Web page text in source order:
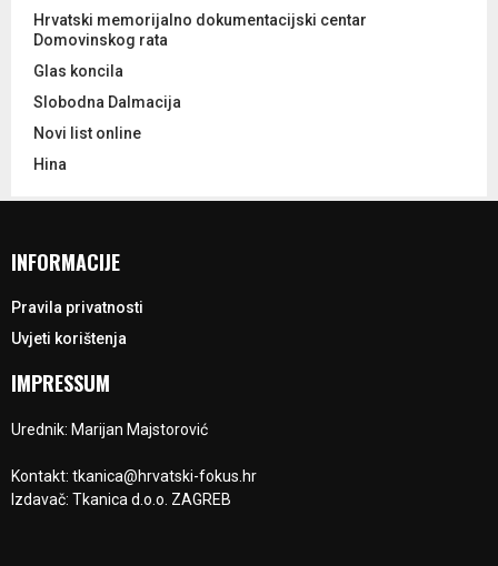
Hrvatski memorijalno dokumentacijski centar
Domovinskog rata
Glas koncila
Slobodna Dalmacija
Novi list online
Hina
INFORMACIJE
Pravila privatnosti
Uvjeti korištenja
IMPRESSUM
Urednik: Marijan Majstorović
Kontakt: tkanica@hrvatski-fokus.hr
Izdavač: Tkanica d.o.o. ZAGREB